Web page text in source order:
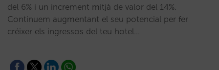
del 6% i un increment mitjà de valor del 14%.
Continuem augmentant el seu potencial per fer
créixer els ingressos del teu hotel…